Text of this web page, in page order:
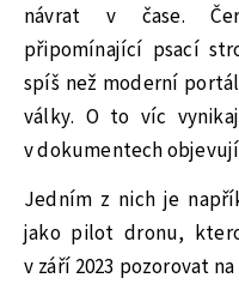
návrat v čase.
připomínající psací
spíš než moderní
války. O to víc
v dokumentech
Jedním z nich je
jako pilot dronu,
v září 2023 pozorovat